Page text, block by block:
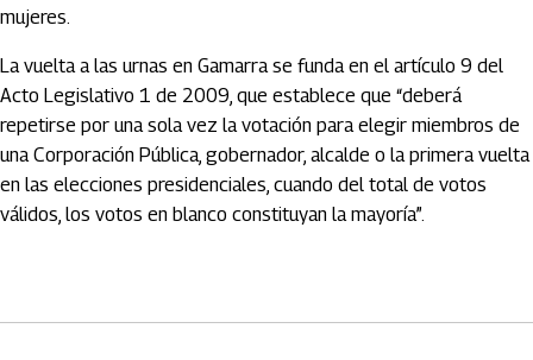
mujeres.
La vuelta a las urnas en Gamarra se funda en el artículo 9 del
Acto Legislativo 1 de 2009, que establece que “deberá
repetirse por una sola vez la votación para elegir miembros de
una Corporación Pública, gobernador, alcalde o la primera vuelta
en las elecciones presidenciales, cuando del total de votos
válidos, los votos en blanco constituyan la mayoría”.